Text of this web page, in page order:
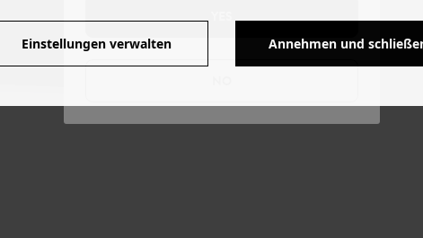
Einstellungen verwalten Annehmen und